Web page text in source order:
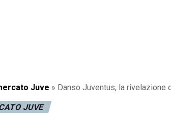
Juve » Danso Juventus, la rivelazione
JUVE